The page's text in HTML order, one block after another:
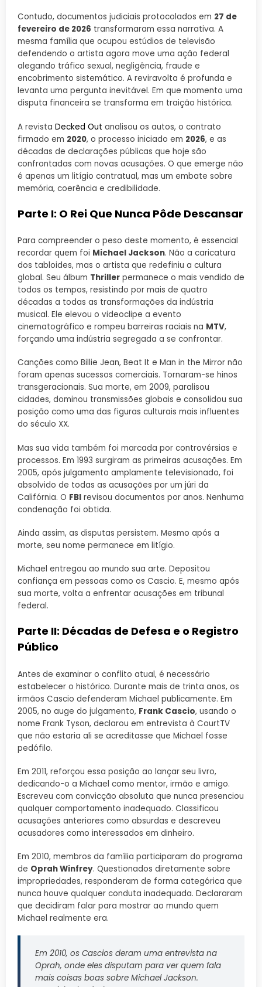
Contudo, documentos judiciais protocolados em 27 de
fevereiro de 2026 transformaram essa narrativa. A
mesma família que ocupou estúdios de televisão
defendendo o artista agora move uma ação federal
alegando tráfico sexual, negligência, fraude e
encobrimento sistemático. A reviravolta é profunda e
levanta uma pergunta inevitável. Em que momento uma
disputa financeira se transforma em traição histórica.
A revista Decked Out analisou os autos, o contrato
firmado em 2020, o processo iniciado em 2026, e as
décadas de declarações públicas que hoje são
confrontadas com novas acusações. O que emerge não
é apenas um litígio contratual, mas um embate sobre
memória, coerência e credibilidade.
Parte I: O Rei Que Nunca Pôde Descansar
Para compreender o peso deste momento, é essencial
recordar quem foi Michael Jackson. Não a caricatura
dos tabloides, mas o artista que redefiniu a cultura
global. Seu álbum Thriller permanece o mais vendido de
todos os tempos, resistindo por mais de quatro
décadas a todas as transformações da indústria
musical. Ele elevou o videoclipe a evento
cinematográfico e rompeu barreiras raciais na MTV,
forçando uma indústria segregada a se confrontar.
Canções como Billie Jean, Beat It e Man in the Mirror não
foram apenas sucessos comerciais. Tornaram-se hinos
transgeracionais. Sua morte, em 2009, paralisou
cidades, dominou transmissões globais e consolidou sua
posição como uma das figuras culturais mais influentes
do século XX.
Mas sua vida também foi marcada por controvérsias e
processos. Em 1993 surgiram as primeiras acusações. Em
2005, após julgamento amplamente televisionado, foi
absolvido de todas as acusações por um júri da
Califórnia. O FBI revisou documentos por anos. Nenhuma
condenação foi obtida.
Ainda assim, as disputas persistem. Mesmo após a
morte, seu nome permanece em litígio.
Michael entregou ao mundo sua arte. Depositou
confiança em pessoas como os Cascio. E, mesmo após
sua morte, volta a enfrentar acusações em tribunal
federal.
Parte II: Décadas de Defesa e o Registro
Público
Antes de examinar o conflito atual, é necessário
estabelecer o histórico. Durante mais de trinta anos, os
irmãos Cascio defenderam Michael publicamente. Em
2005, no auge do julgamento, Frank Cascio, usando o
nome Frank Tyson, declarou em entrevista à CourtTV
que não estaria ali se acreditasse que Michael fosse
pedófilo.
Em 2011, reforçou essa posição ao lançar seu livro,
dedicando-o a Michael como mentor, irmão e amigo.
Escreveu com convicção absoluta que nunca presenciou
qualquer comportamento inadequado. Classificou
acusações anteriores como absurdas e descreveu
acusadores como interessados em dinheiro.
Em 2010, membros da família participaram do programa
de Oprah Winfrey. Questionados diretamente sobre
impropriedades, responderam de forma categórica que
nunca houve qualquer conduta inadequada. Declararam
que decidiram falar para mostrar ao mundo quem
Michael realmente era.
Em 2010, os Cascios deram uma entrevista na
Oprah, onde eles disputam para ver quem fala
mais coisas boas sobre Michael Jackson.